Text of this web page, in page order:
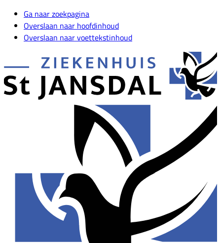
Ga naar zoekpagina
Overslaan naar hoofdinhoud
Overslaan naar voettekstinhoud